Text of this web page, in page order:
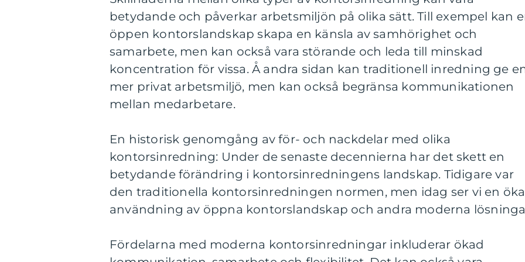
betydande och påverkar arbetsmiljön på olika sätt. Till exempel kan
öppen kontorslandskap skapa en känsla av samhörighet och
samarbete, men kan också vara störande och leda till minskad
koncentration för vissa. Å andra sidan kan traditionell inredning ge
mer privat arbetsmiljö, men kan också begränsa kommunikationen
mellan medarbetare.
En historisk genomgång av för- och nackdelar med olika
kontorsinredning: Under de senaste decennierna har det skett en
betydande förändring i kontorsinredningens landskap. Tidigare var
den traditionella kontorsinredningen normen, men idag ser vi en
användning av öppna kontorslandskap och andra moderna
Fördelarna med moderna kontorsinredningar inkluderar ökad